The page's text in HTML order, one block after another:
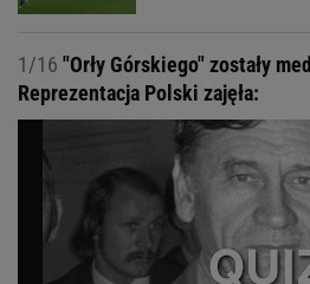
1/16 "Orły Górskiego" zostały
Reprezentacja Polski zajęła: